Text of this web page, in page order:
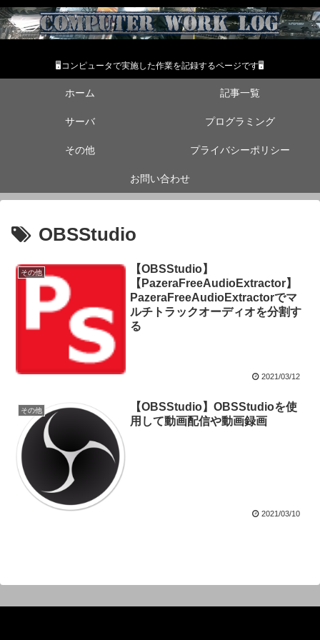
🖥コンピュータで実施した作業を記録するページです🖥
ホーム 記事一覧
サーバ プログラミング
その他 プライバシーポリシー
お問い合わせ
OBSStudio
その他
【OBSStudio】
【PazeraFreeAudioExtractor】
PazeraFreeAudioExtractorでマ
ルチトラックオーディオを分割す
る
2021/03/12
その他
【OBSStudio】OBSStudioを使
用して動画配信や動画録画
2021/03/10